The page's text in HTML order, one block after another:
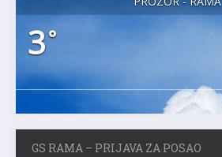
3°
GS RAMA – PRIJAVA ZA POSAO